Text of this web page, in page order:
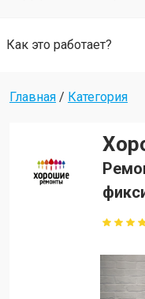
Как это работает?
Главная / Категория